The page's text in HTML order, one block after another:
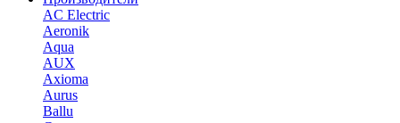
AC Electric
Aeronik
Aqua
AUX
Axioma
Aurus
Ballu